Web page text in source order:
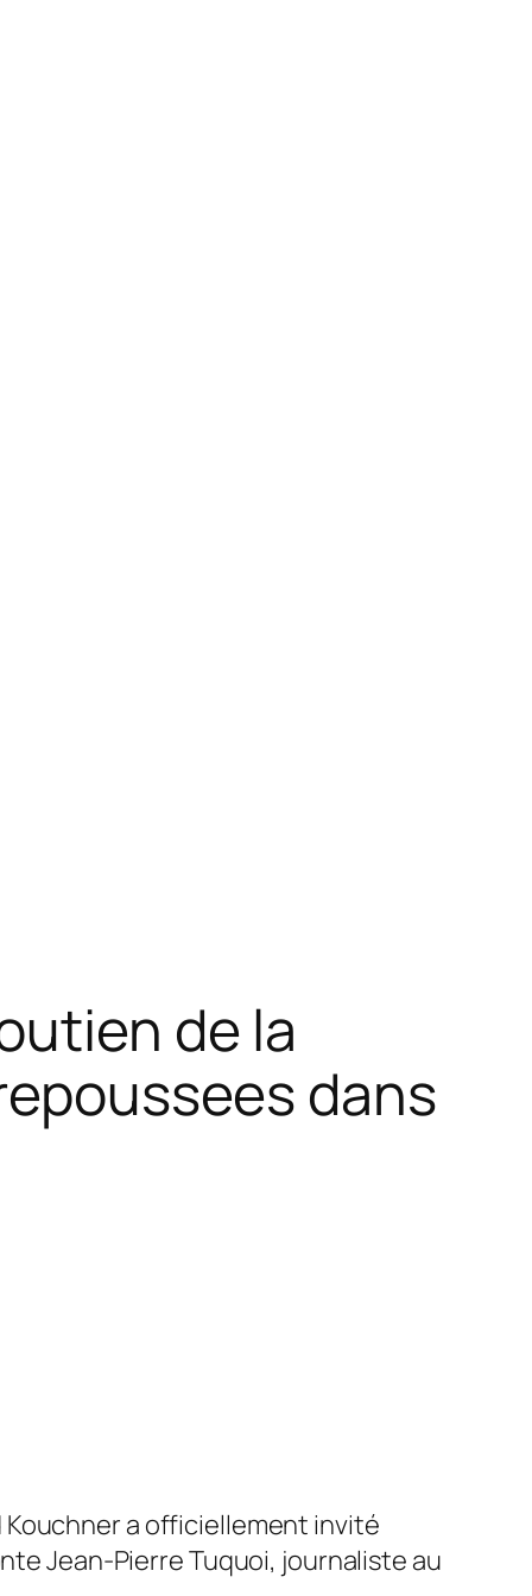
de la
dans
Kouchner a officiellement invité
Jean-Pierre Tuquoi, journaliste au